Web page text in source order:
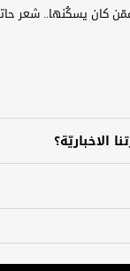
عمّن كان يسكُنها.. شعر
الاخباريّة؟